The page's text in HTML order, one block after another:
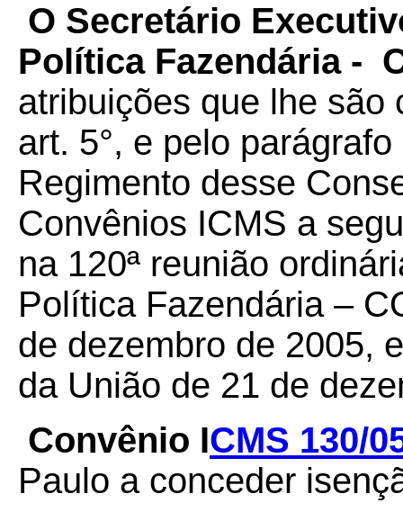
O Secretário
Política Fazendária -
atribuições que lhe são
art. 5°, e pelo
Regimento desse
Convênios ICMS a
na 120ª reunião
Política Fazendária –
de dezembro de 2005,
da União de 21 de
Convênio ICMS 130/
Paulo a conceder